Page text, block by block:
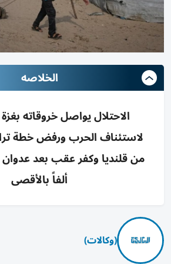
الخلاصه
الاحتلال يواصل خروقاته
لاستئناف الحرب ورفض خطة
ألفاً بالأقصى
(وكالات)